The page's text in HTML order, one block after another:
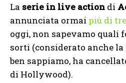
La serie in live action di
annunciata ormai più di
oggi, non sapevamo quali
sorti (considerato anche la
ben sappiamo, ha
di Hollywood).